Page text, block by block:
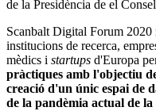
de la Presidència de el
Scanbalt Digital Forum 2020
institucions de recerca,
mèdics i startups d'Europa
pràctiques amb l'objectiu
creació d'un únic espai de
de la pandèmia actual de